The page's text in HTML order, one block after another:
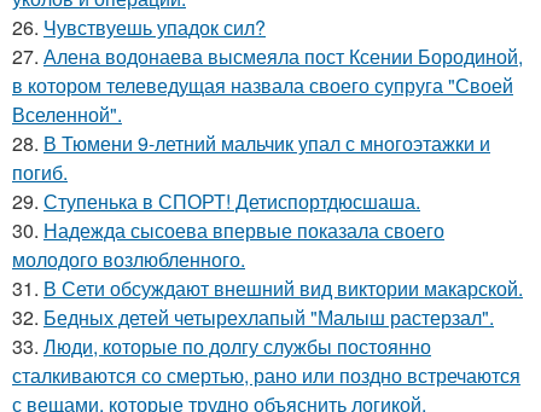
26. Чувствуешь упадок сил?
27. Алена водонаева высмеяла пост Ксении Бородиной,
в котором телеведущая назвала своего супруга "Своей
Вселенной".
28. В Тюмени 9-летний мальчик упал с многоэтажки и
погиб.
29. Ступенька в СПОРТ! Детиспортдюсшаша.
30. Надежда сысоева впервые показала своего
молодого возлюбленного.
31. В Сети обсуждают внешний вид виктории макарской.
32. Бедных детей четырехлапый "Малыш растерзал".
33. Люди, которые по долгу службы постоянно
сталкиваются со смертью, рано или поздно встречаются
с вещами, которые трудно объяснить логикой.